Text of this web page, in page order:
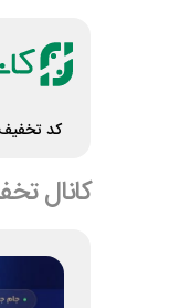
کد
کانال